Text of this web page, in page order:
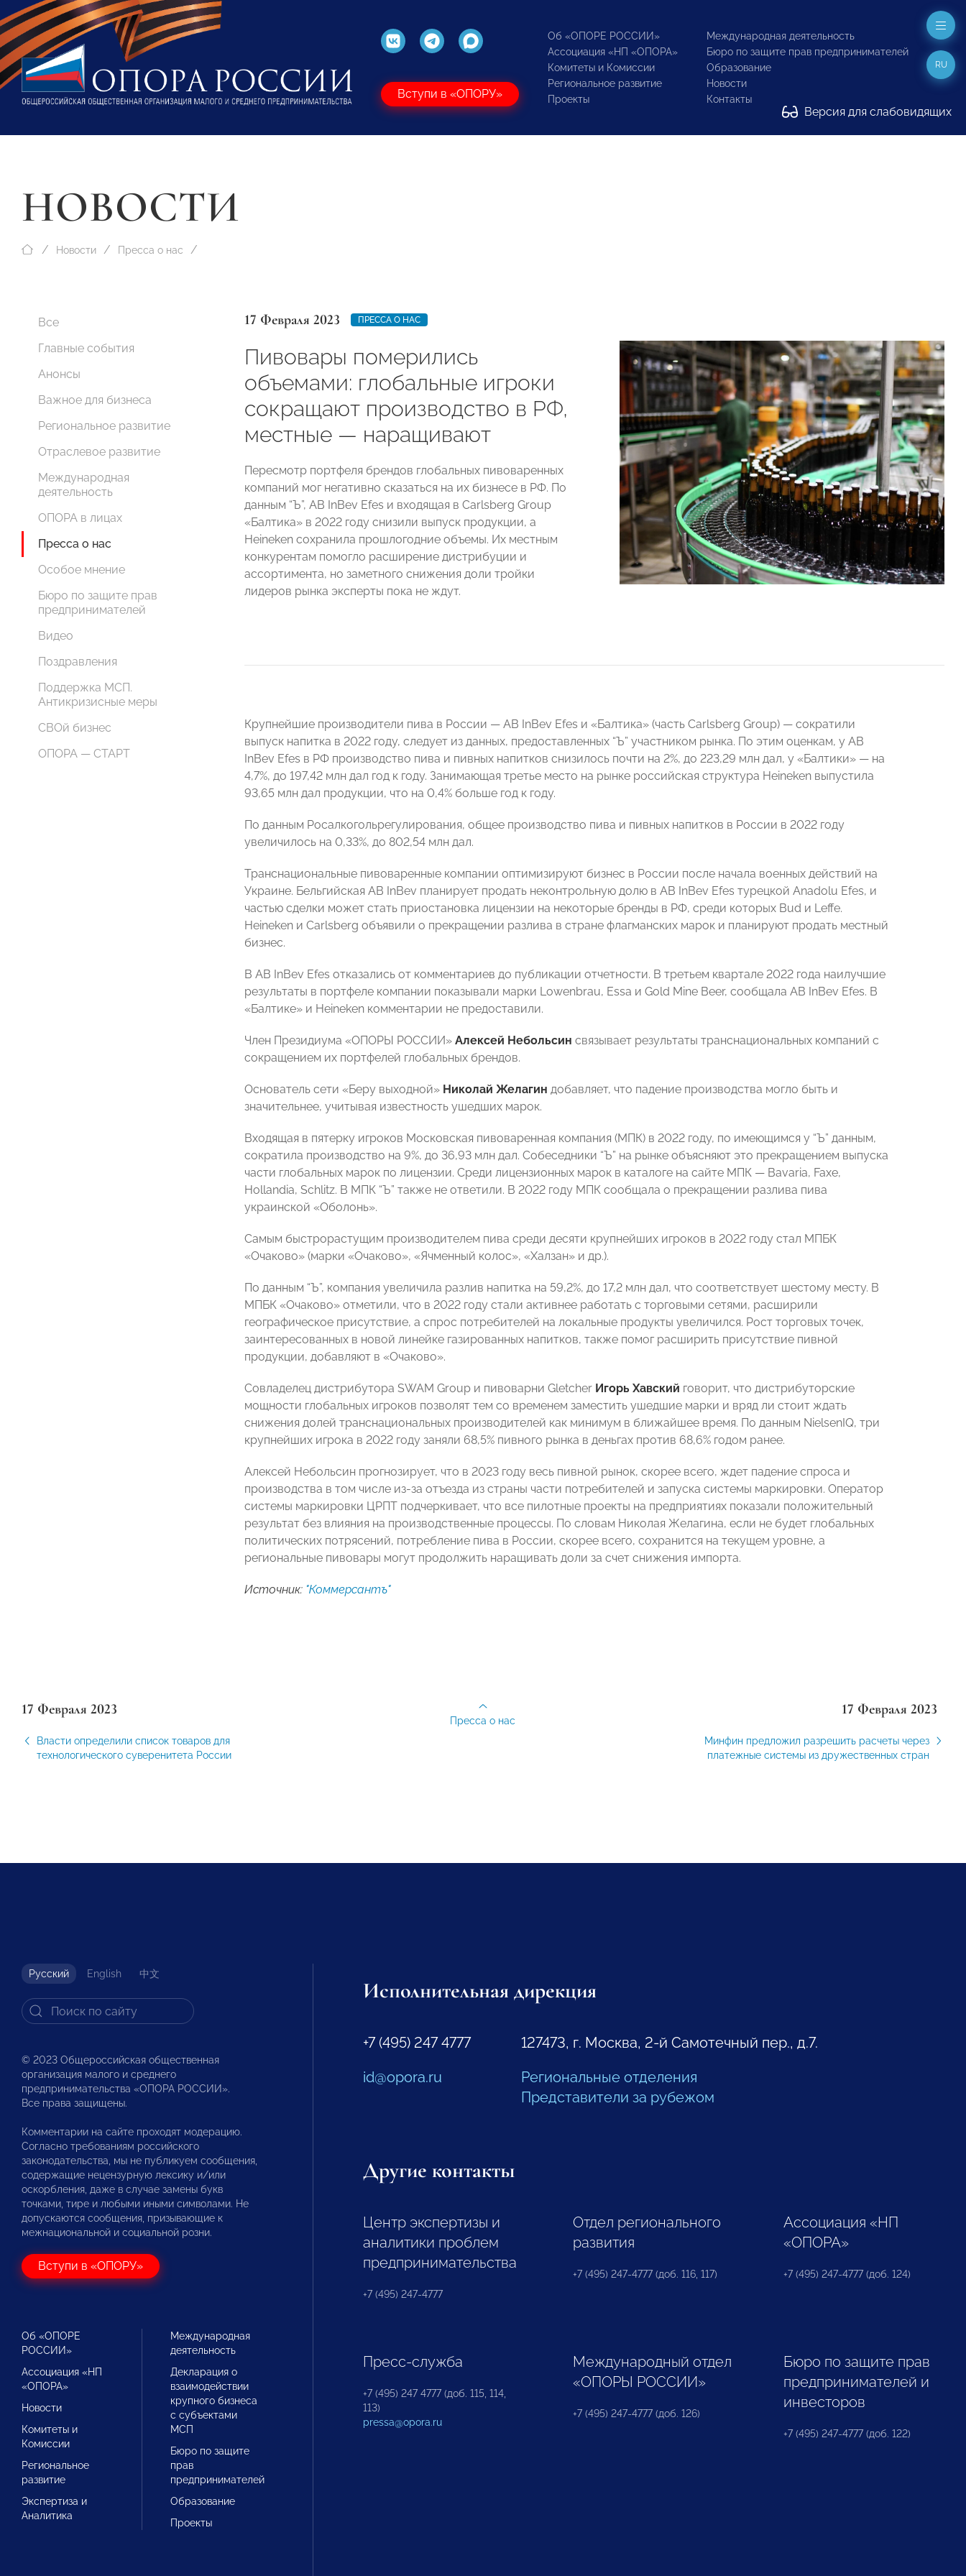
Вступи в «ОПОРУ»
Об «ОПОРЕ РОССИИ»
Ассоциация «НП «ОПОРА»
Комитеты и Комиссии
Региональное развитие
Проекты
Международная деятельность
Бюро по защите прав предпринимателей
Образование
Новости
Контакты
Версия для слабовидящих
RU
НОВОСТИ
Новости Пресса о нас
Все
Главные события
Анонсы
Важное для бизнеса
Региональное развитие
Отраслевое развитие
Международная
деятельность
ОПОРА в лицах
Пресса о нас
Особое мнение
Бюро по защите прав
предпринимателей
Видео
Поздравления
Поддержка МСП.
Антикризисные меры
СВОй бизнес
ОПОРА — СТАРТ
17 Февраля 2023 ПРЕССА О НАС
Пивовары померились
объемами: глобальные игроки
сокращают производство в РФ,
местные — наращивают
Пересмотр портфеля брендов глобальных пивоваренных
компаний мог негативно сказаться на их бизнесе в РФ. По
данным “Ъ”, AB InBev Efes и входящая в Carlsberg Group
«Балтика» в 2022 году снизили выпуск продукции, а
Heineken сохранила прошлогодние объемы. Их местным
конкурентам помогло расширение дистрибуции и
ассортимента, но заметного снижения доли тройки
лидеров рынка эксперты пока не ждут.
Крупнейшие производители пива в России — AB InBev Efes и «Балтика» (часть Carlsberg Group) — сократили
выпуск напитка в 2022 году, следует из данных, предоставленных “Ъ” участником рынка. По этим оценкам, у AB
InBev Efes в РФ производство пива и пивных напитков снизилось почти на 2%, до 223,29 млн дал, у «Балтики» — на
4,7%, до 197,42 млн дал год к году. Занимающая третье место на рынке российская структура Heineken выпустила
93,65 млн дал продукции, что на 0,4% больше год к году.
По данным Росалкогольрегулирования, общее производство пива и пивных напитков в России в 2022 году
увеличилось на 0,33%, до 802,54 млн дал.
Транснациональные пивоваренные компании оптимизируют бизнес в России после начала военных действий на
Украине. Бельгийская AB InBev планирует продать неконтрольную долю в AB InBev Efes турецкой Anadolu Efes, и
частью сделки может стать приостановка лицензии на некоторые бренды в РФ, среди которых Bud и Leffe.
Heineken и Carlsberg объявили о прекращении разлива в стране флагманских марок и планируют продать местный
бизнес.
В AB InBev Efes отказались от комментариев до публикации отчетности. В третьем квартале 2022 года наилучшие
результаты в портфеле компании показывали марки Lowenbrau, Essa и Gold Mine Beer, сообщала AB InBev Efes. В
«Балтике» и Heineken комментарии не предоставили.
Член Президиума «ОПОРЫ РОССИИ» Алексей Небольсин связывает результаты транснациональных компаний с
сокращением их портфелей глобальных брендов.
Основатель сети «Беру выходной» Николай Желагин добавляет, что падение производства могло быть и
значительнее, учитывая известность ушедших марок.
Входящая в пятерку игроков Московская пивоваренная компания (МПК) в 2022 году, по имеющимся у “Ъ” данным,
сократила производство на 9%, до 36,93 млн дал. Собеседники “Ъ” на рынке объясняют это прекращением выпуска
части глобальных марок по лицензии. Среди лицензионных марок в каталоге на сайте МПК — Bavaria, Faxe,
Hollandia, Schlitz. В МПК “Ъ” также не ответили. В 2022 году МПК сообщала о прекращении разлива пива
украинской «Оболонь».
Самым быстрорастущим производителем пива среди десяти крупнейших игроков в 2022 году стал МПБК
«Очаково» (марки «Очаково», «Ячменный колос», «Халзан» и др.).
По данным “Ъ”, компания увеличила разлив напитка на 59,2%, до 17,2 млн дал, что соответствует шестому месту. В
МПБК «Очаково» отметили, что в 2022 году стали активнее работать с торговыми сетями, расширили
географическое присутствие, а спрос потребителей на локальные продукты увеличился. Рост торговых точек,
заинтересованных в новой линейке газированных напитков, также помог расширить присутствие пивной
продукции, добавляют в «Очаково».
Совладелец дистрибутора SWAM Group и пивоварни Gletcher Игорь Хавский говорит, что дистрибуторские
мощности глобальных игроков позволят тем со временем заместить ушедшие марки и вряд ли стоит ждать
снижения долей транснациональных производителей как минимум в ближайшее время. По данным NielsenIQ, три
крупнейших игрока в 2022 году заняли 68,5% пивного рынка в деньгах против 68,6% годом ранее.
Алексей Небольсин прогнозирует, что в 2023 году весь пивной рынок, скорее всего, ждет падение спроса и
производства в том числе из-за отъезда из страны части потребителей и запуска системы маркировки. Оператор
системы маркировки ЦРПТ подчеркивает, что все пилотные проекты на предприятиях показали положительный
результат без влияния на производственные процессы. По словам Николая Желагина, если не будет глобальных
политических потрясений, потребление пива в России, скорее всего, сохранится на текущем уровне, а
региональные пивовары могут продолжить наращивать доли за счет снижения импорта.
Источник: "Коммерсантъ"
17 Февраля 2023
Власти определили список товаров для
технологического суверенитета России
17 Февраля 2023
Минфин предложил разрешить расчеты через
платежные системы из дружественных стран
Пресса о нас
Русский English 中文
© 2023 Общероссийская общественная
организация малого и среднего
предпринимательства «ОПОРА РОССИИ».
Все права защищены.
Комментарии на сайте проходят модерацию.
Согласно требованиям российского
законодательства, мы не публикуем сообщения,
содержащие нецензурную лексику и/или
оскорбления, даже в случае замены букв
точками, тире и любыми иными символами. Не
допускаются сообщения, призывающие к
межнациональной и социальной розни.
Вступи в «ОПОРУ»
Об «ОПОРЕ
РОССИИ»
Ассоциация «НП
«ОПОРА»
Новости
Комитеты и
Комиссии
Региональное
развитие
Экспертиза и
Аналитика
Международная
деятельность
Декларация о
взаимодействии
крупного бизнеса
с субъектами
МСП
Бюро по защите
прав
предпринимателей
Образование
Проекты
Исполнительная дирекция
+7 (495) 247 4777
id@opora.ru
127473, г. Москва, 2-й Самотечный пер., д.7.
Региональные отделения
Представители за рубежом
Другие контакты
Центр экспертизы и
аналитики проблем
предпринимательства
+7 (495) 247-4777
Отдел регионального
развития
+7 (495) 247-4777 (доб. 116, 117)
Ассоциация «НП
«ОПОРА»
+7 (495) 247-4777 (доб. 124)
Пресс-служба
+7 (495) 247 4777 (доб. 115, 114,
113)
pressa@opora.ru
Международный отдел
«ОПОРЫ РОССИИ»
+7 (495) 247-4777 (доб. 126)
Бюро по защите прав
предпринимателей и
инвесторов
+7 (495) 247-4777 (доб. 122)